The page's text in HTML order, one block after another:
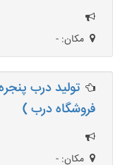
مکان: -
فروشگاه درب )
مکان: -